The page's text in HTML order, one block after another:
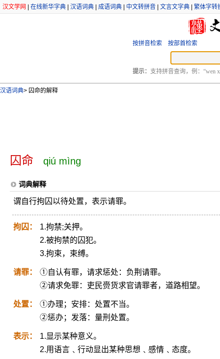
汉文学网 在线新华字典 汉语词典 成语词典 中文转拼音 文言文字典 繁体字转
按拼音检索 按部首检索
提示： 支持拼音查询，例：“wen
汉语词典> 囚命的解释
囚命 qiú mìng
词典解释
谓自行拘囚以待处置，表示请罪。
拘囚：
1.拘禁;关押。
2.被拘禁的囚犯。
3.拘束，束缚。
请罪：
①自认有罪，请求惩处：负荆请罪。
②请求免罪：吏民赍货求官请罪者，道路相望。
处置：
①办理；安排：处置不当。
②惩办；发落：量刑处置。
表示：
1.显示某种意义。
2.用语言﹑行动显出某种思想﹑感情﹑态度。